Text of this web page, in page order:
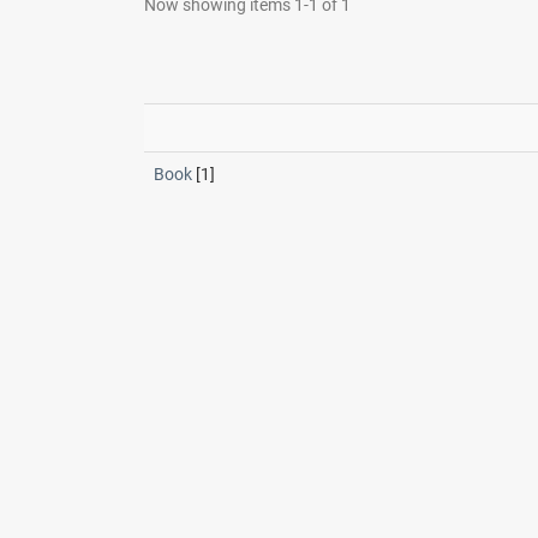
Now showing items 1-1 of 1
Book[1]